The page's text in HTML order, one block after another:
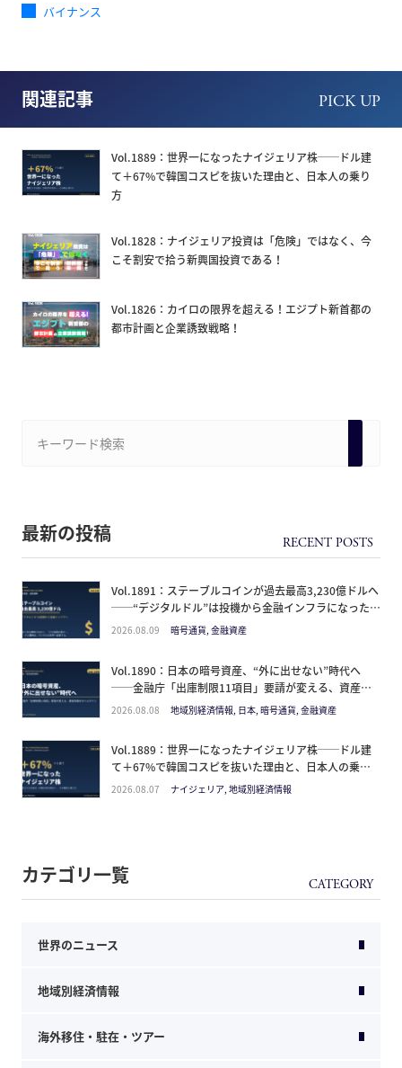
バイナンス
関連記事 PICK UP
Vol.1889：世界一になったナイジェリア株──ドル建
て＋67%で韓国コスピを抜いた理由と、日本人の乗り
方
Vol.1828：ナイジェリア投資は「危険」ではなく、今
こそ割安で拾う新興国投資である！
Vol.1826：カイロの限界を超える！エジプト新首都の
都市計画と企業誘致戦略！
最新の投稿
Vol.1891：ステーブルコインが過去最高3,230億ドルへ
──“デジタルドル”は投機から金融インフラになった。
日本人が見るべきは価格ではなく「どの通貨の器か」
2026.08.09 暗号通貨, 金融資産
Vol.1890：日本の暗号資産、“外に出せない”時代へ
──金融庁「出庫制限11項目」要請が変える、資産防
衛のタイムライン
2026.08.08 地域別経済情報, 日本, 暗号通貨, 金融資産
Vol.1889：世界一になったナイジェリア株──ドル建
て＋67%で韓国コスピを抜いた理由と、日本人の乗り
方
2026.08.07 ナイジェリア, 地域別経済情報
カテゴリ一覧
世界のニュース
地域別経済情報
海外移住・駐在・ツアー